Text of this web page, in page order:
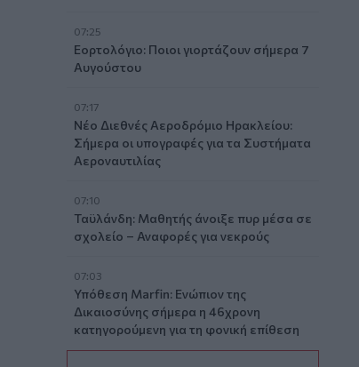
07:25
Εορτολόγιο: Ποιοι γιορτάζουν σήμερα 7
Αυγούστου
07:17
Νέο Διεθνές Αεροδρόμιο Ηρακλείου:
Σήμερα οι υπογραφές για τα Συστήματα
Αεροναυτιλίας
07:10
Ταϋλάνδη: Μαθητής άνοιξε πυρ μέσα σε
σχολείο – Αναφορές για νεκρούς
07:03
Υπόθεση Marfin: Ενώπιον της
Δικαιοσύνης σήμερα η 46χρονη
κατηγορούμενη για τη φονική επίθεση